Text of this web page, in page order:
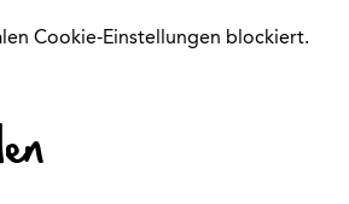
Cookie-Einstellungen blockiert.